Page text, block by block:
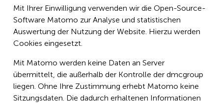
Mit Ihrer Einwilligung verwenden wir die Open-Source-
Software Matomo zur Analyse und statistischen
Auswertung der Nutzung der Website. Hierzu werden
Cookies eingesetzt.
Mit Matomo werden keine Daten an Server
übermittelt, die außerhalb der Kontrolle der dmcgroup
liegen. Ohne Ihre Zustimmung erhebt Matomo keine
Sitzungsdaten. Die dadurch erhaltenen Informationen